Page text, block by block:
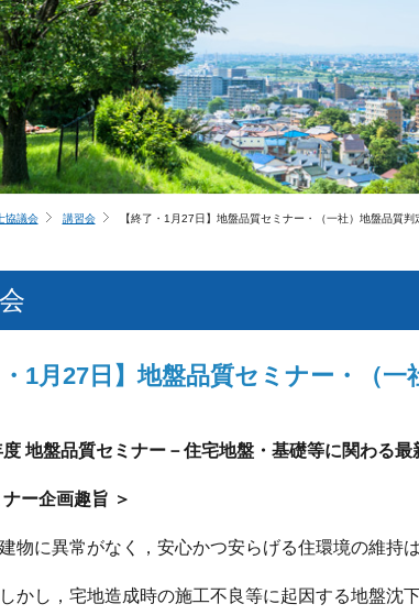
協議会 講習会 【終了・1月27日】地盤品質セミナー・（一社）地盤品質判
・1月27日】地盤品質セミナー・（
地盤品質セミナー－住宅地盤・基礎等に関わる
ナー企画趣旨 ＞
物に異常がなく，安心かつ安らげる住環境の維持
かし，宅地造成時の施工不良等に起因する地盤